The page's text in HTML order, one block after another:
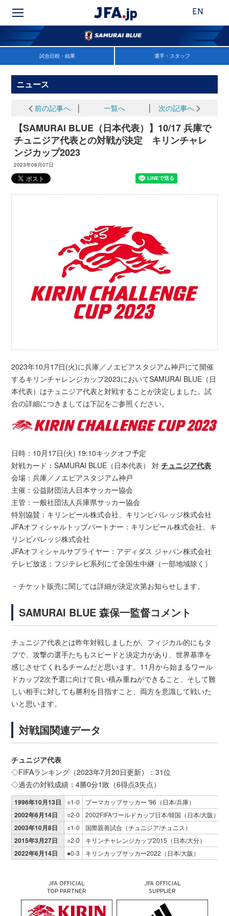
EN
試合日程・結果 選手・スタッフ
ニュース
前の記事へ 一覧へ 次の記事へ
【SAMURAI BLUE（日本代表）】10/17 兵庫で
チュニジア代表との対戦が決定 キリンチャレ
ンジカップ2023
2023年08月07日
2023年10月17日(火)に兵庫／ノエビアスタジアム神戸にて開催
するキリンチャレンジカップ2023においてSAMURAI BLUE（日
本代表）はチュニジア代表と対戦することが決定しました。試
合の詳細につきましては下記をご参照ください。
日時：10月17日(火) 19:10キックオフ予定
対戦カード：SAMURAI BLUE（日本代表） 対チュニジア代表
会場：兵庫／ノエビアスタジアム神戸
主催：公益財団法人日本サッカー協会
主管：一般社団法人兵庫県サッカー協会
特別協賛：キリンビール株式会社、キリンビバレッジ株式会社
JFAオフィシャルトップパートナー：キリンビール株式会社、キ
リンビバレッジ株式会社
JFAオフィシャルサプライヤー：アディダス ジャパン株式会社
テレビ放送：フジテレビ系列にて全国生中継（一部地域除く）
・チケット販売に関しては詳細が決定次第お知らせします。
SAMURAI BLUE 森保一監督コメント
チュニジア代表とは昨年対戦しましたが、フィジカル的にもタ
フで、攻撃の選手たちもスピードと決定力があり、世界基準を
感じさせてくれるチームだと思います。11月から始まるワール
ドカップ2次予選に向けて良い積み重ねができること、そして難
しい相手に対しても勝利を目指すこと、両方を意識して戦いた
いと思います。
対戦国関連データ
チュニジア代表
◇FIFAランキング（2023年7月20日更新）：31位
◇過去の対戦成績：4勝0分1敗（6得点3失点）
1996年10月13日 ○1-0 プーマカップサッカー '96（日本/兵庫）
2002年6月14日 ○2-0 2002FIFAワールドカップ日本/韓国（日本/大阪）
2003年10月8日 ○1-0 国際親善試合（チュニジア/チュニス）
2015年3月27日 ○2-0 キリンチャレンジカップ2015（日本/大分）
2022年6月14日 ●0-3 キリンカップサッカー2022（日本/大阪）
JFA OFFICIAL
TOP PARTNER
JFA OFFICIAL
SUPPLIER